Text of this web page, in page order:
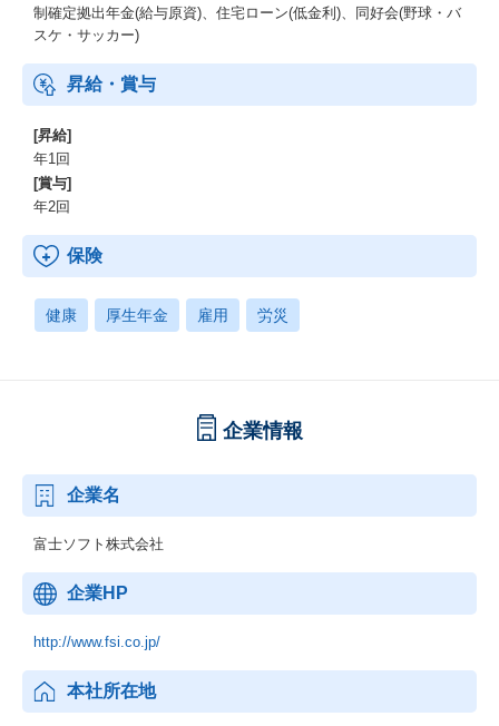
制確定拠出年金(給与原資)、住宅ローン(低金利)、同好会(野球・バ
スケ・サッカー)
昇給・賞与
[昇給]
年1回
[賞与]
年2回
保険
健康 厚生年金 雇用 労災
企業情報
企業名
富士ソフト株式会社
企業HP
http://www.fsi.co.jp/
本社所在地